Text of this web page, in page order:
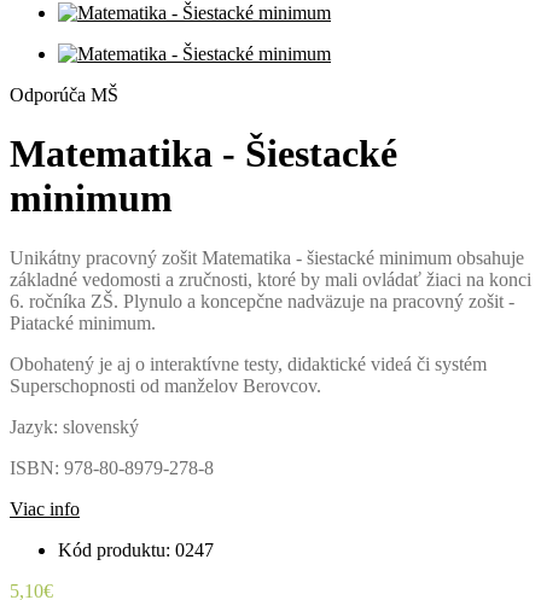
Odporúča MŠ
Matematika - Šiestacké
minimum
Unikátny pracovný zošit Matematika - šiestacké minimum obsahuje
základné vedomosti a zručnosti, ktoré by mali ovládať žiaci na konci
6. ročníka ZŠ. Plynulo a koncepčne nadväzuje na pracovný zošit -
Piatacké minimum.
Obohatený je aj o interaktívne testy, didaktické videá či systém
Superschopnosti od manželov Berovcov.
Jazyk: slovenský
ISBN: 978-80-8979-278-8
Viac info
Kód produktu: 0247
5,10€